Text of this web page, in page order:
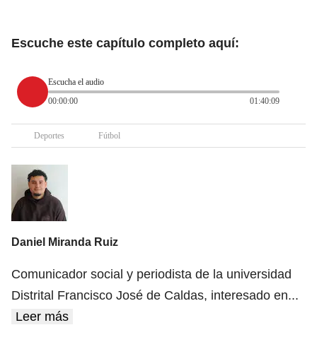
Escuche este capítulo completo aquí:
Escucha el audio
00:00:00
01:40:09
Deportes Fútbol
Daniel Miranda Ruiz
Comunicador social y periodista de la universidad
Distrital Francisco José de Caldas, interesado en...
Leer más